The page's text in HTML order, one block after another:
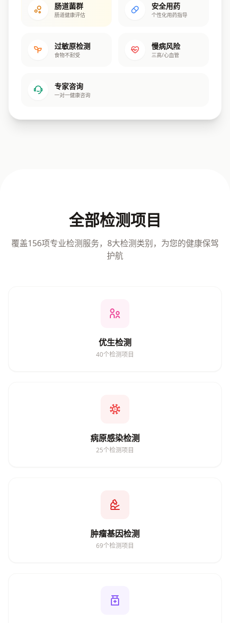
肠道菌群
肠道健康评估
安全用药
个性化用药指导
过敏原检测
食物不耐受
慢病风险
三高/心血管
专家咨询
一对一健康咨询
全部检测项目
覆盖156项专业检测服务，8大检测类别，为您的健康保驾
护航
优生检测
40个检测项目
病原感染检测
25个检测项目
肿瘤基因检测
69个检测项目